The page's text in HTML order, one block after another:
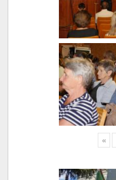
«